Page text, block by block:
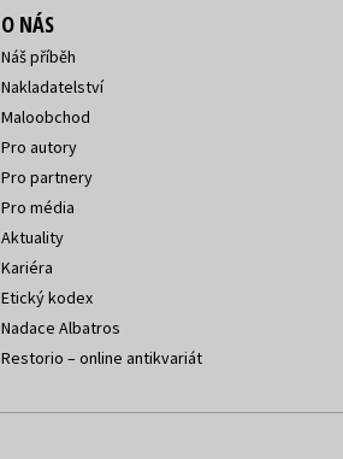
O NÁS
Náš příběh
Nakladatelství
Maloobchod
Pro autory
Pro partnery
Pro média
Aktuality
Kariéra
Etický kodex
Nadace Albatros
Restorio – online antikvariát